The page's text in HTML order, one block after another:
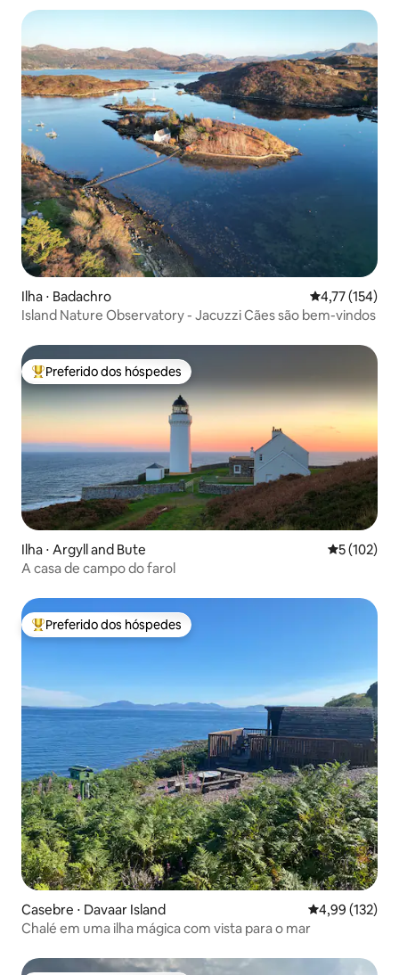
Ilha ⋅ Badachro 4,77 de uma
4,77 (154)
Island Nature Observatory - Jacuzzi Cães são bem-vindos
Entre os melhores preferidos dos hóspedes
Preferido dos hóspedes
Ilha ⋅ Argyll and Bute 5 de uma
5 (102)
A casa de campo do farol
Entre os melhores preferidos dos hóspedes
Preferido dos hóspedes
Casebre ⋅ Davaar Island 4,99 de uma
4,99 (132)
Chalé em uma ilha mágica com vista para o mar